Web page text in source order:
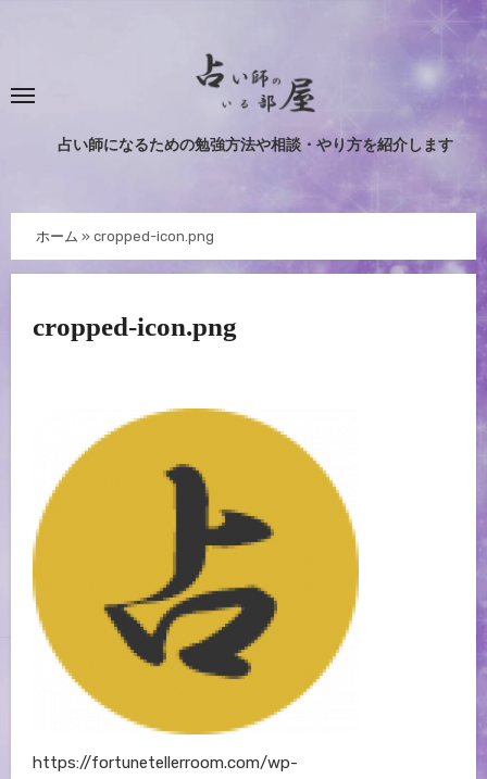
ス
占い師になるための勉強方法や相談・やり方を紹介します
ホーム » cropped-icon.png
cropped-icon.png
https://fortunetellerroom.com/wp-